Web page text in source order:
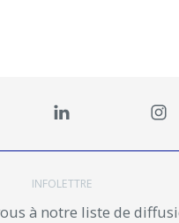
INFOLETTRE
à notre liste de